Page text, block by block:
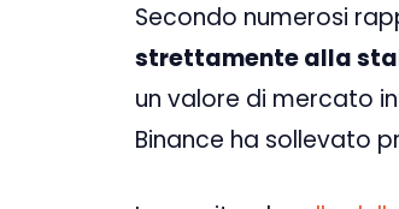
Secondo numerosi
strettamente alla
un valore di mercato
Binance ha sollevato